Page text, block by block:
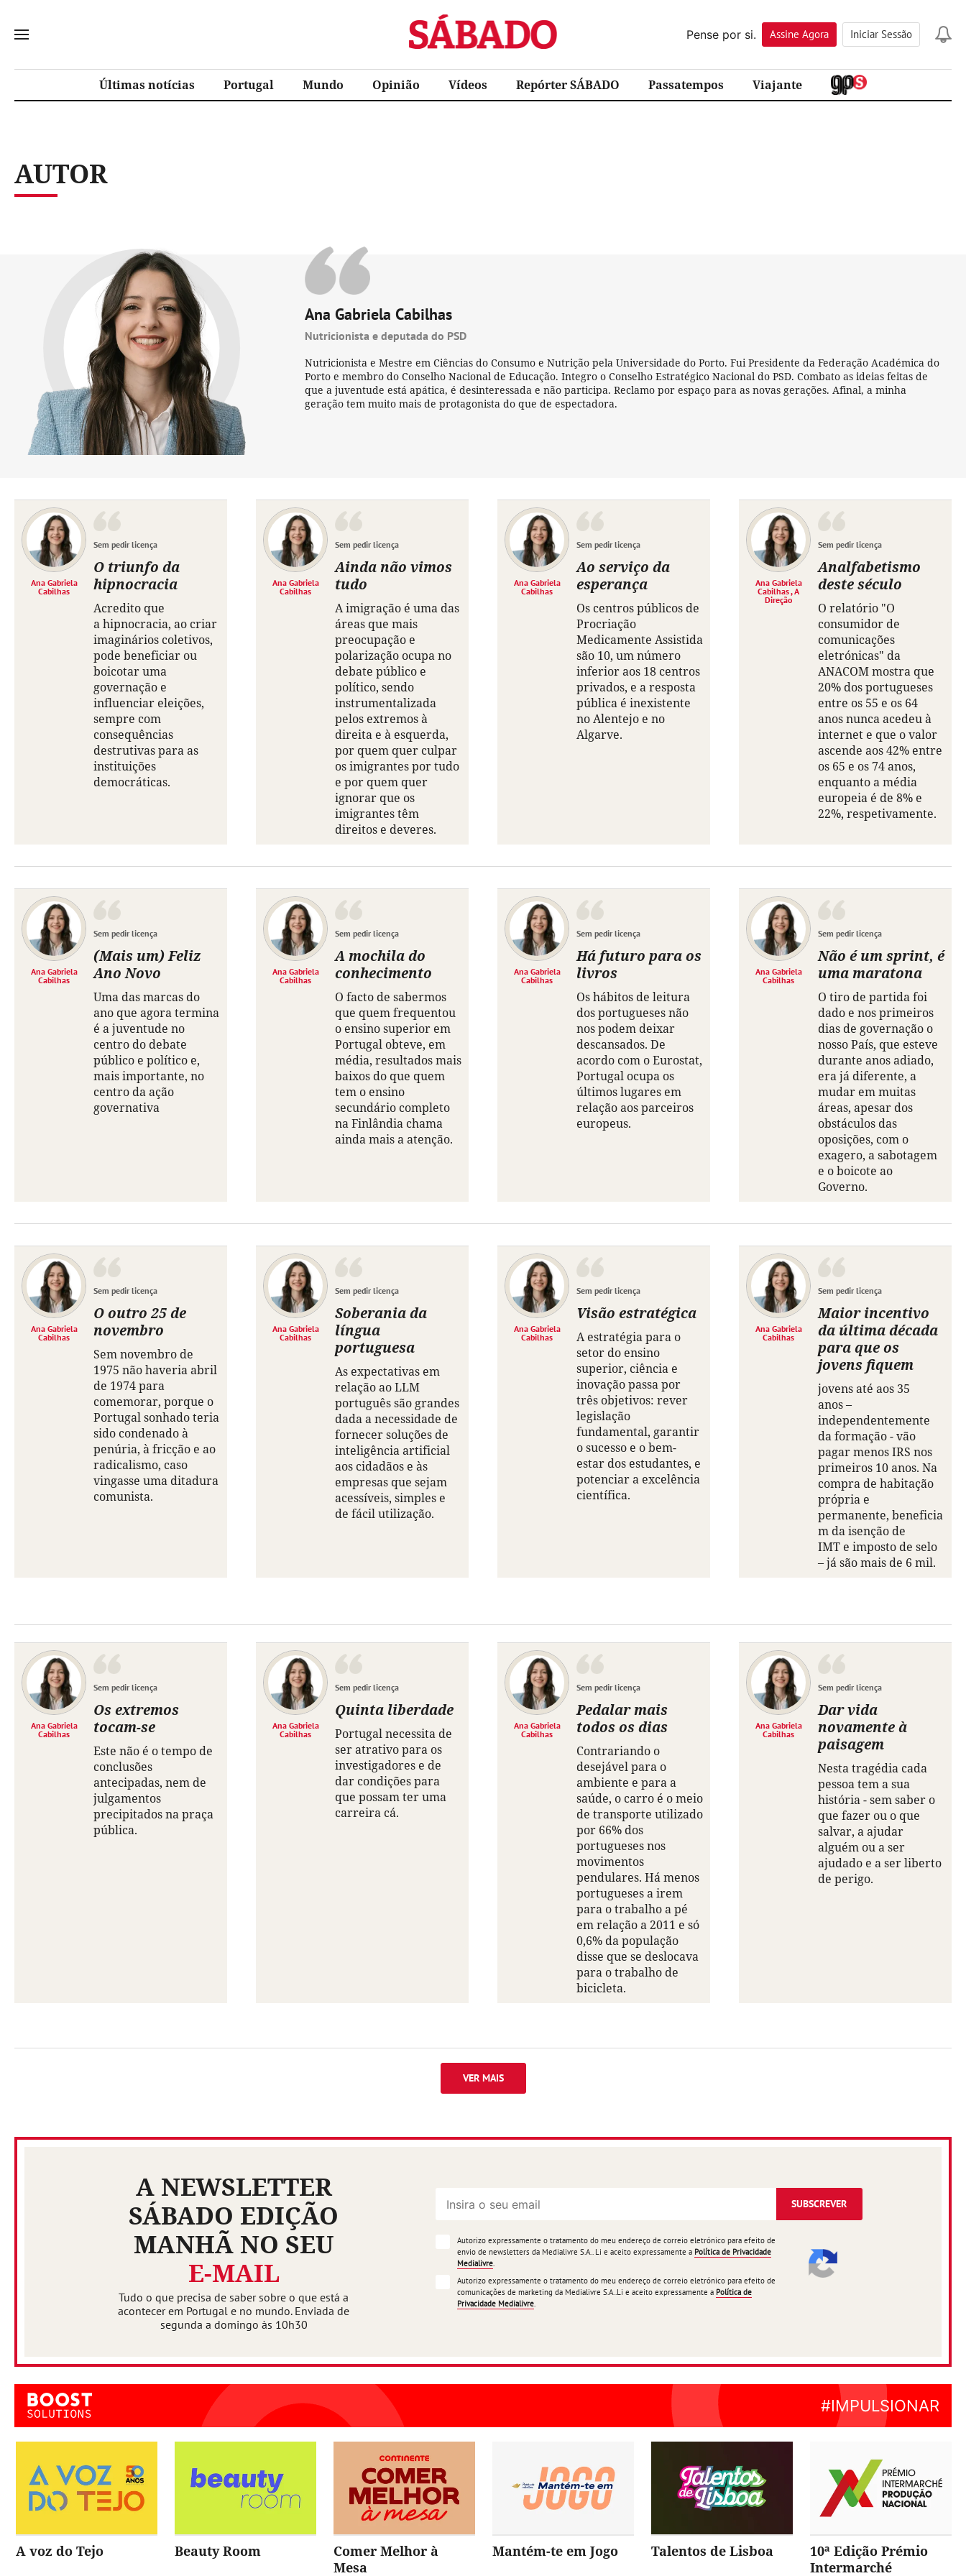
Sábado
Pense por si.
Assine Agora Iniciar Sessão
Últimas notícias Portugal Mundo Opinião Vídeos Repórter SÁBADO Passatempos Viajante
AUTOR
Ana Gabriela Cabilhas
Nutricionista e deputada do PSD
Nutricionista e Mestre em Ciências do Consumo e Nutrição pela Universidade do Porto. Fui Presidente da Federação Académica do
Porto e membro do Conselho Nacional de Educação. Integro o Conselho Estratégico Nacional do PSD. Combato as ideias feitas de
que a juventude está apática, é desinteressada e não participa. Reclamo por espaço para as novas gerações. Afinal, a minha
geração tem muito mais de protagonista do que de espectadora.
Ana Gabriela
Cabilhas
Sem pedir licença
O triunfo da
hipnocracia
Acredito que
a hipnocracia, ao criar
imaginários coletivos,
pode beneficiar ou
boicotar uma
governação e
influenciar eleições,
sempre com
consequências
destrutivas para as
instituições
democráticas.
Ana Gabriela
Cabilhas
Sem pedir licença
Ainda não vimos
tudo
A imigração é uma das
áreas que mais
preocupação e
polarização ocupa no
debate público e
político, sendo
instrumentalizada
pelos extremos à
direita e à esquerda,
por quem quer culpar
os imigrantes por tudo
e por quem quer
ignorar que os
imigrantes têm
direitos e deveres.
Ana Gabriela
Cabilhas
Sem pedir licença
Ao serviço da
esperança
Os centros públicos de
Procriação
Medicamente Assistida
são 10, um número
inferior aos 18 centros
privados, e a resposta
pública é inexistente
no Alentejo e no
Algarve.
Ana Gabriela
Cabilhas , A
Direção
Sem pedir licença
Analfabetismo
deste século
O relatório "O
consumidor de
comunicações
eletrónicas" da
ANACOM mostra que
20% dos portugueses
entre os 55 e os 64
anos nunca acedeu à
internet e que o valor
ascende aos 42% entre
os 65 e os 74 anos,
enquanto a média
europeia é de 8% e
22%, respetivamente.
Ana Gabriela
Cabilhas
Sem pedir licença
(Mais um) Feliz
Ano Novo
Uma das marcas do
ano que agora termina
é a juventude no
centro do debate
público e político e,
mais importante, no
centro da ação
governativa
Ana Gabriela
Cabilhas
Sem pedir licença
A mochila do
conhecimento
O facto de sabermos
que quem frequentou
o ensino superior em
Portugal obteve, em
média, resultados mais
baixos do que quem
tem o ensino
secundário completo
na Finlândia chama
ainda mais a atenção.
Ana Gabriela
Cabilhas
Sem pedir licença
Há futuro para os
livros
Os hábitos de leitura
dos portugueses não
nos podem deixar
descansados. De
acordo com o Eurostat,
Portugal ocupa os
últimos lugares em
relação aos parceiros
europeus.
Ana Gabriela
Cabilhas
Sem pedir licença
Não é um sprint, é
uma maratona
O tiro de partida foi
dado e nos primeiros
dias de governação o
nosso País, que esteve
durante anos adiado,
era já diferente, a
mudar em muitas
áreas, apesar dos
obstáculos das
oposições, com o
exagero, a sabotagem
e o boicote ao
Governo.
Ana Gabriela
Cabilhas
Sem pedir licença
O outro 25 de
novembro
Sem novembro de
1975 não haveria abril
de 1974 para
comemorar, porque o
Portugal sonhado teria
sido condenado à
penúria, à fricção e ao
radicalismo, caso
vingasse uma ditadura
comunista.
Ana Gabriela
Cabilhas
Sem pedir licença
Soberania da
língua
portuguesa
As expectativas em
relação ao LLM
português são grandes
dada a necessidade de
fornecer soluções de
inteligência artificial
aos cidadãos e às
empresas que sejam
acessíveis, simples e
de fácil utilização.
Ana Gabriela
Cabilhas
Sem pedir licença
Visão estratégica
A estratégia para o
setor do ensino
superior, ciência e
inovação passa por
três objetivos: rever
legislação
fundamental, garantir
o sucesso e o bem-
estar dos estudantes, e
potenciar a excelência
científica.
Ana Gabriela
Cabilhas
Sem pedir licença
Maior incentivo
da última década
para que os
jovens fiquem
jovens até aos 35
anos –
independentemente
da formação - vão
pagar menos IRS nos
primeiros 10 anos. Na
compra de habitação
própria e
permanente, beneficia
m da isenção de
IMT e imposto de selo
– já são mais de 6 mil.
Ana Gabriela
Cabilhas
Sem pedir licença
Os extremos
tocam-se
Este não é o tempo de
conclusões
antecipadas, nem de
julgamentos
precipitados na praça
pública.
Ana Gabriela
Cabilhas
Sem pedir licença
Quinta liberdade
Portugal necessita de
ser atrativo para os
investigadores e de
dar condições para
que possam ter uma
carreira cá.
Ana Gabriela
Cabilhas
Sem pedir licença
Pedalar mais
todos os dias
Contrariando o
desejável para o
ambiente e para a
saúde, o carro é o meio
de transporte utilizado
por 66% dos
portugueses nos
movimentos
pendulares. Há menos
portugueses a irem
para o trabalho a pé
em relação a 2011 e só
0,6% da população
disse que se deslocava
para o trabalho de
bicicleta.
Ana Gabriela
Cabilhas
Sem pedir licença
Dar vida
novamente à
paisagem
Nesta tragédia cada
pessoa tem a sua
história - sem saber o
que fazer ou o que
salvar, a ajudar
alguém ou a ser
ajudado e a ser liberto
de perigo.
VER MAIS
A NEWSLETTER
SÁBADO EDIÇÃO
MANHÃ NO SEU
E-MAIL
Tudo o que precisa de saber sobre o que está a
acontecer em Portugal e no mundo. Enviada de
segunda a domingo às 10h30
SUBSCREVER
Autorizo expressamente o tratamento do meu endereço de correio eletrónico para efeito de
envio de newsletters da Medialivre S.A.. Li e aceito expressamente a Política de Privacidade
Medialivre.
Autorizo expressamente o tratamento do meu endereço de correio eletrónico para efeito de
comunicações de marketing da Medialivre S.A..Li e aceito expressamente a Política de
Privacidade Medialivre.
A voz do Tejo Beauty Room
Comer Melhor à
Mesa
Mantém-te em Jogo Talentos de Lisboa
10ª Edição Prémio
Intermarché